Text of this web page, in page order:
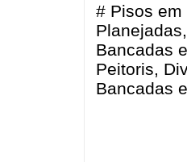
# Pisos em
Bancadas
Peitoris,
Bancadas